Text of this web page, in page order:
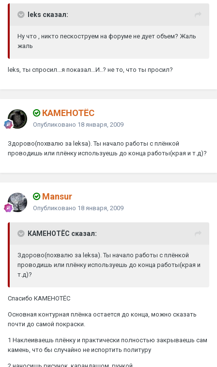
leks сказал:
Ну что , никто пескоструем на форуме не дует объем? Жаль
жаль
leks, ты спросил...я показал...И..? не то, что ты просил?
КАМЕНОТЁС
Опубликовано 18 января, 2009
Здорово(похвалю за leksa). Ты начало работы с плёнкой
проводишь или плёнку используешь до конца работы(края и т.д)?
Mansur
Опубликовано 18 января, 2009
КАМЕНОТЁС сказал:
Здорово(похвалю за leksa). Ты начало работы с плёнкой
проводишь или плёнку используешь до конца работы(края и
т.д)?
Спасибо КАМЕНОТЁС
Основная контурная плёнка остается до конца, можно сказать
почти до самой покраски.
1 Наклеиваешь плёнку и практически полностью закрываешь сам
камень, что бы случайно не испортить политуру